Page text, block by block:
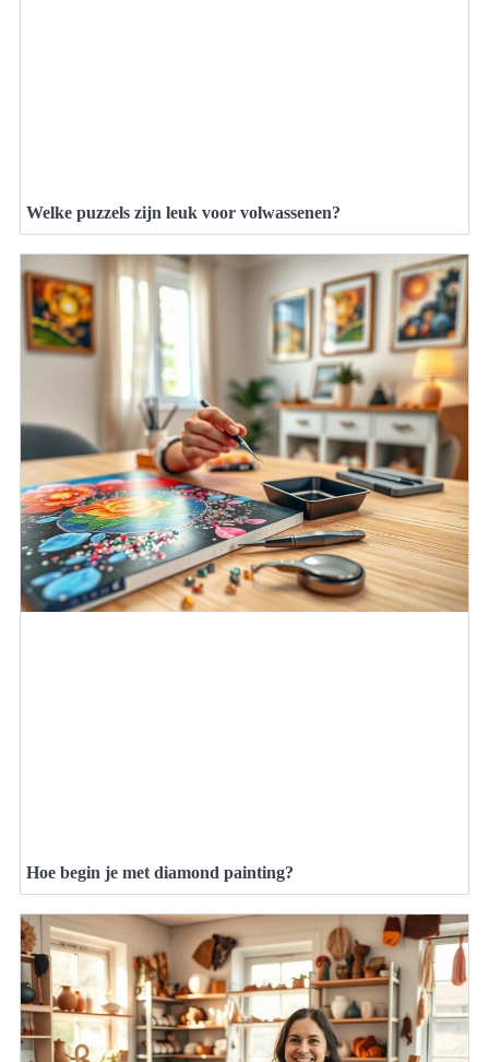
Welke puzzels zijn leuk voor volwassenen?
Hoe begin je met diamond painting?